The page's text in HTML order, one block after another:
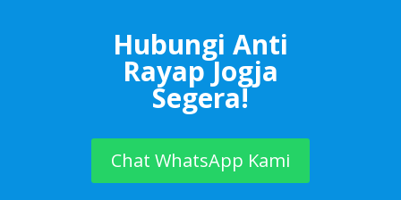
Hubungi Anti
Rayap Jogja
Segera!
Chat WhatsApp Kami